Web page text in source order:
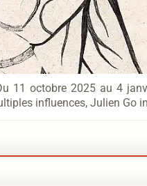
11 octobre 2025 au 4
influences, Julien Go